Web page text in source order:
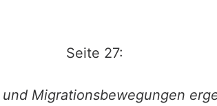
Seite 27:
Migrationsbewegungen